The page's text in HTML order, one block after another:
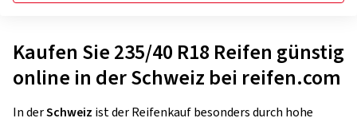
Kaufen Sie 235/40 R18 Reifen günstig
online in der Schweiz bei reifen.com
In derSchweiz ist der Reifenkauf besonders durch hohe